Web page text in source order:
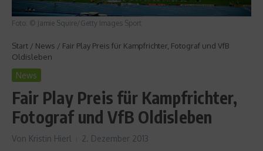
Foto: © Jamie Squire/Getty Images Sport
Start / News / Fair Play Preis für Kampfrichter, Fotograf und VfB
Oldisleben
News
Fair Play Preis für Kampfrichter,
Fotograf und VfB Oldisleben
Von Kristin Hierl 2. Dezember 2013